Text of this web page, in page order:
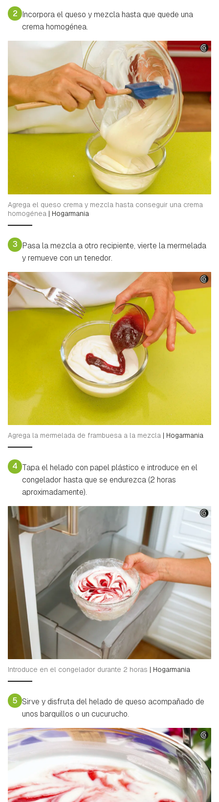
Guardar como favorito
Para poder guardar como favorito, primero has de
INICIAR SESIÓN
2 Incorpora el queso y mezcla hasta que quede una
crema homogénea.
Agrega el queso crema y mezcla hasta conseguir una crema
homogénea | Hogarmania
3 Pasa la mezcla a otro recipiente, vierte la mermelada
y remueve con un tenedor.
Agrega la mermelada de frambuesa a la mezcla | Hogarmania
4 Tapa el helado con papel plástico e introduce en el
congelador hasta que se endurezca (2 horas
aproximadamente).
Introduce en el congelador durante 2 horas | Hogarmania
5 Sirve y disfruta del helado de queso acompañado de
unos barquillos o un cucurucho.
Contenido enviado
ACEPTAR